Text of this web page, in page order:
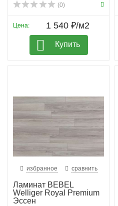
(0)
Цена: 1 540 ₽/м2
Купить
избранное сравнить
Ламинат BEBEL
Welliger Royal Premium
Эссен